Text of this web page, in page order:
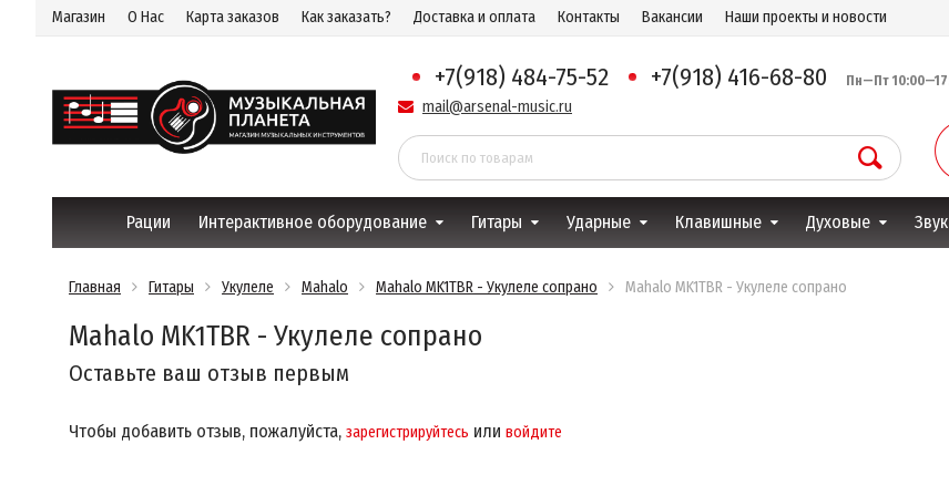
Магазин О Нас Карта заказов Как заказать? Доставка и оплата Контакты Вакансии Наши проекты и новости
+7(918) 484-75-52 +7(918) 416-68-80 Пн—Пт
mail@arsenal-music.ru
Рации Интерактивное оборудование Гитары Ударные Клавишные Духовые Звук
Главная Гитары Укулеле Mahalo Mahalo MK1TBR - Укулеле сопрано Mahalo MK1TBR - Укулеле сопрано
Mahalo MK1TBR - Укулеле сопрано
Оставьте ваш отзыв первым
Чтобы добавить отзыв, пожалуйста, зарегистрируйтесь или войдите